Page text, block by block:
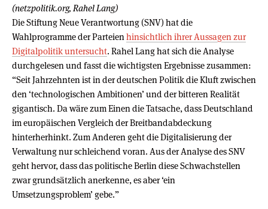
(netzpolitik.org, Rahel Lang)
Die Stiftung Neue Verantwortung (SNV) hat die
Wahlprogramme der Parteien hinsichtlich ihrer Aussagen zur
Digitalpolitik untersucht. Rahel Lang hat sich die Analyse
durchgelesen und fasst die wichtigsten Ergebnisse zusammen:
“Seit Jahrzehnten ist in der deutschen Politik die Kluft zwischen
den ‘technologischen Ambitionen’ und der bitteren Realität
gigantisch. Da wäre zum Einen die Tatsache, dass Deutschland
im europäischen Vergleich der Breitbandabdeckung
hinterherhinkt. Zum Anderen geht die Digitalisierung der
Verwaltung nur schleichend voran. Aus der Analyse des SNV
geht hervor, dass das politische Berlin diese Schwachstellen
zwar grundsätzlich anerkenne, es aber ‘ein
Umsetzungsproblem’ gebe.”